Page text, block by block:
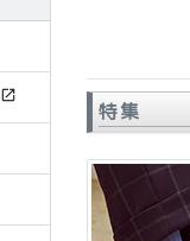
特集